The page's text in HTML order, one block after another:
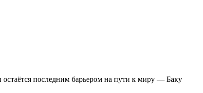
последним барьером на пути к миру — Баку